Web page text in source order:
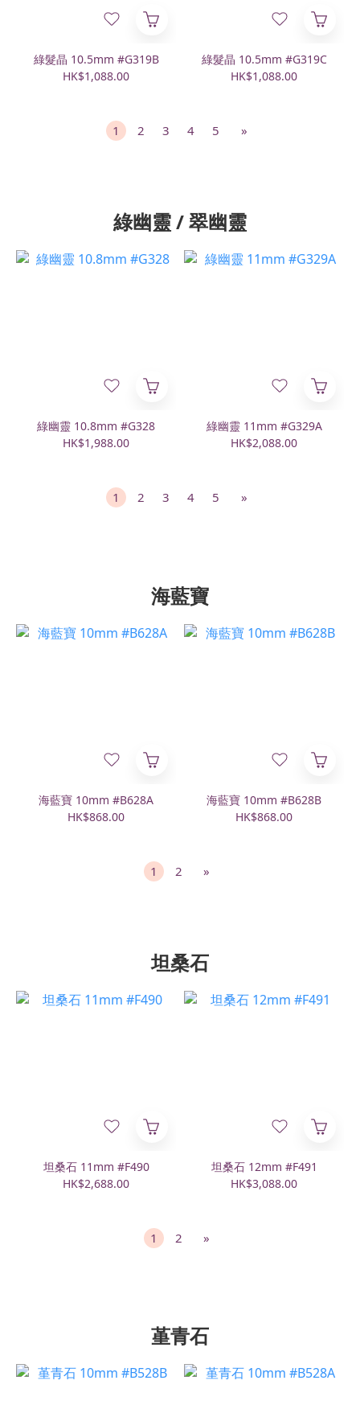
綠髮晶 10.5mm #G319B
HK$1,088.00
綠髮晶 10.5mm #G319C
HK$1,088.00
1 2 3 4 5 »
綠幽靈 / 翠幽靈
綠幽靈 10.8mm #G328
HK$1,988.00
綠幽靈 11mm #G329A
HK$2,088.00
1 2 3 4 5 »
海藍寶
海藍寶 10mm #B628A
HK$868.00
海藍寶 10mm #B628B
HK$868.00
1 2 »
坦桑石
坦桑石 11mm #F490
HK$2,688.00
坦桑石 12mm #F491
HK$3,088.00
1 2 »
堇青石